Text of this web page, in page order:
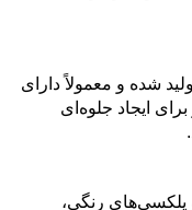
شده و معمولاً دارای
ایجاد جلوه‌ای
پلکسی‌های رنگی،